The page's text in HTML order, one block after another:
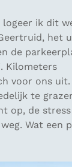
ik dit
het
de
Kilometers
voor ons
te
op, de
Wat een